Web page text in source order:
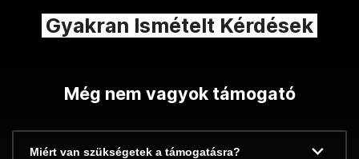
Gyakran Ismételt Kérdések
Még nem vagyok támogató
Miért van szükségetek a támogatásra?